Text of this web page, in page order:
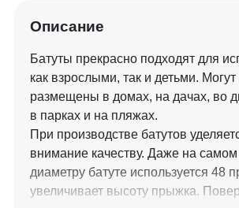
Описание
Батуты прекрасно подходят для
как взрослыми, так и детьми.
размещены в домах, на дачах, во
в парках и на пляжах.
При производстве батутов
внимание качеству. Даже на
диаметру батуте используется 48
увеличивает высоту прыжка.